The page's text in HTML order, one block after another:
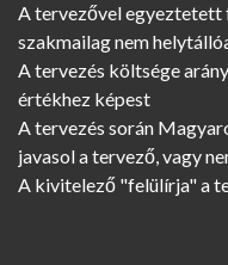
A tervezővel egyeztetett
szakmailag nem
A tervezés költsége
értékhez képest
A tervezés során
javasol a tervező, vagy
A kivitelező "felülírja" a